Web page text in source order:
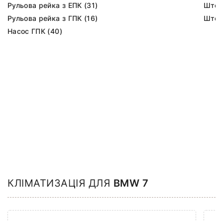
Рульова рейка з ЕПК (31)
Рульова рейка з ГПК (16)
Насос ГПК (40)
Шток
Шток
КЛІМАТИЗАЦІЯ ДЛЯ BMW 7